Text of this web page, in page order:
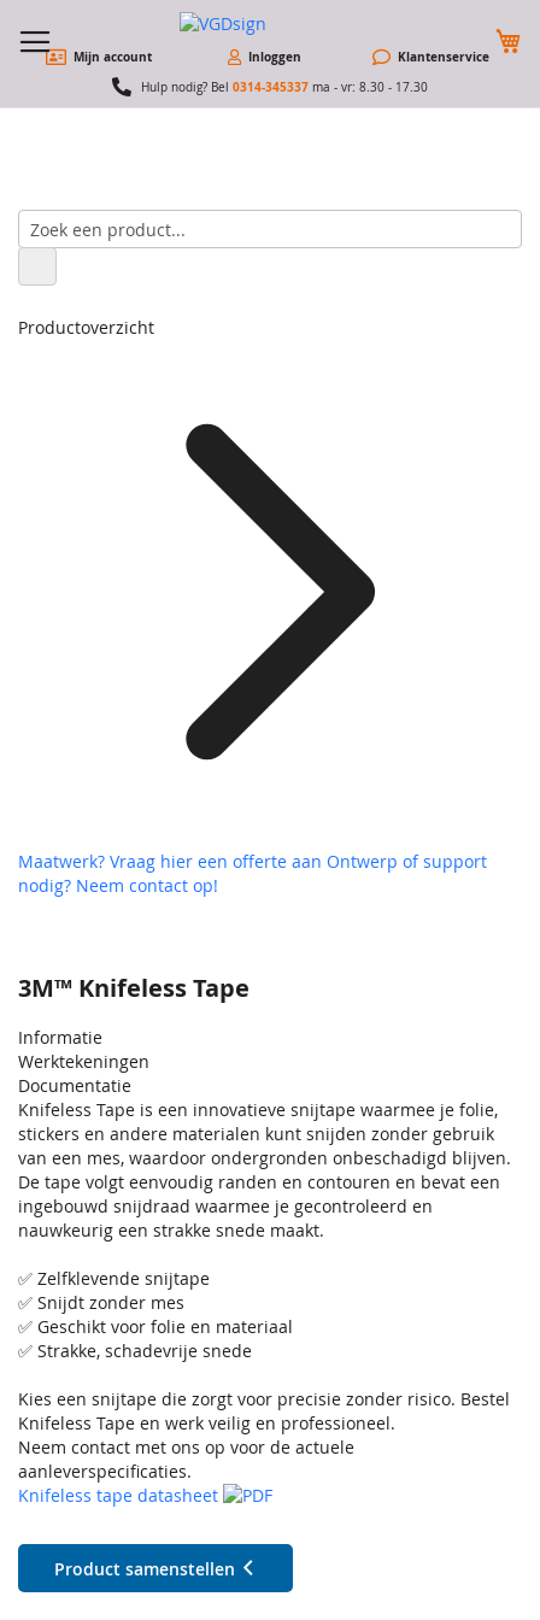
Mijn account Inloggen Klantenservice
Hulp nodig? Bel 0314-345337 ma - vr: 8.30 - 17.30
3M™ Knifeless Tape
Informatie
Werktekeningen
Documentatie
Knifeless Tape is een innovatieve snijtape waarmee je folie,
stickers en andere materialen kunt snijden zonder gebruik
van een mes, waardoor ondergronden onbeschadigd blijven.
De tape volgt eenvoudig randen en contouren en bevat een
ingebouwd snijdraad waarmee je gecontroleerd en
nauwkeurig een strakke snede maakt.
✅ Zelfklevende snijtape
✅ Snijdt zonder mes
✅ Geschikt voor folie en materiaal
✅ Strakke, schadevrije snede
Kies een snijtape die zorgt voor precisie zonder risico. Bestel
Knifeless Tape en werk veilig en professioneel.
Neem contact met ons op voor de actuele
aanleverspecificaties.
Knifeless tape datasheet
Product samenstellen
Productoverzicht
Maatwerk? Vraag hier een offerte aan Ontwerp of support
nodig? Neem contact op!